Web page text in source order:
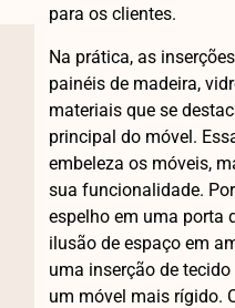
para os clientes.
Na prática, as
painéis de madeira,
materiais que se
principal do móvel.
embeleza os móveis,
sua funcionalidade.
espelho em uma porta
ilusão de espaço em
uma inserção de
um móvel mais rígido.